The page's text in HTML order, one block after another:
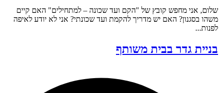
שלום, אני מחפש קובץ של "הקם ועד שכונה – למתחילים" האם קיים
משהו בסגנון? האם יש מדריך להקמת ועד שכונתי? אני לא יודע לאיפה
לפנות...
בניית גדר בבית משותף